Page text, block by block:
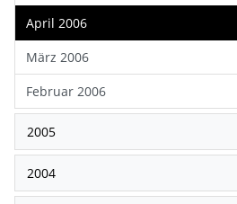
April 2006
März 2006
Februar 2006
2005
2004